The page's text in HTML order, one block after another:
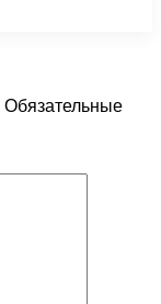
Обязательные